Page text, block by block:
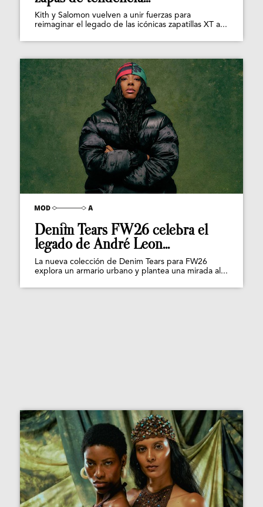
Kith y Salomon vuelven a unir fuerzas para
reimaginar el legado de las icónicas zapatillas XT a...
Denim Tears FW26 celebra el
legado de André Leon...
La nueva colección de Denim Tears para FW26
explora un armario urbano y plantea una mirada al...